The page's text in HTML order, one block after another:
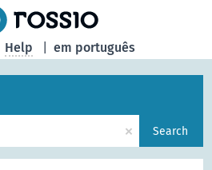
em português
Help
× Search